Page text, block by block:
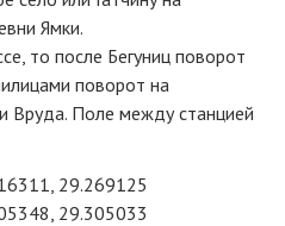
Ямки.
то после Бегуниц поворот
поворот на
Вруда. Поле между станцией
29.269125
29.305033